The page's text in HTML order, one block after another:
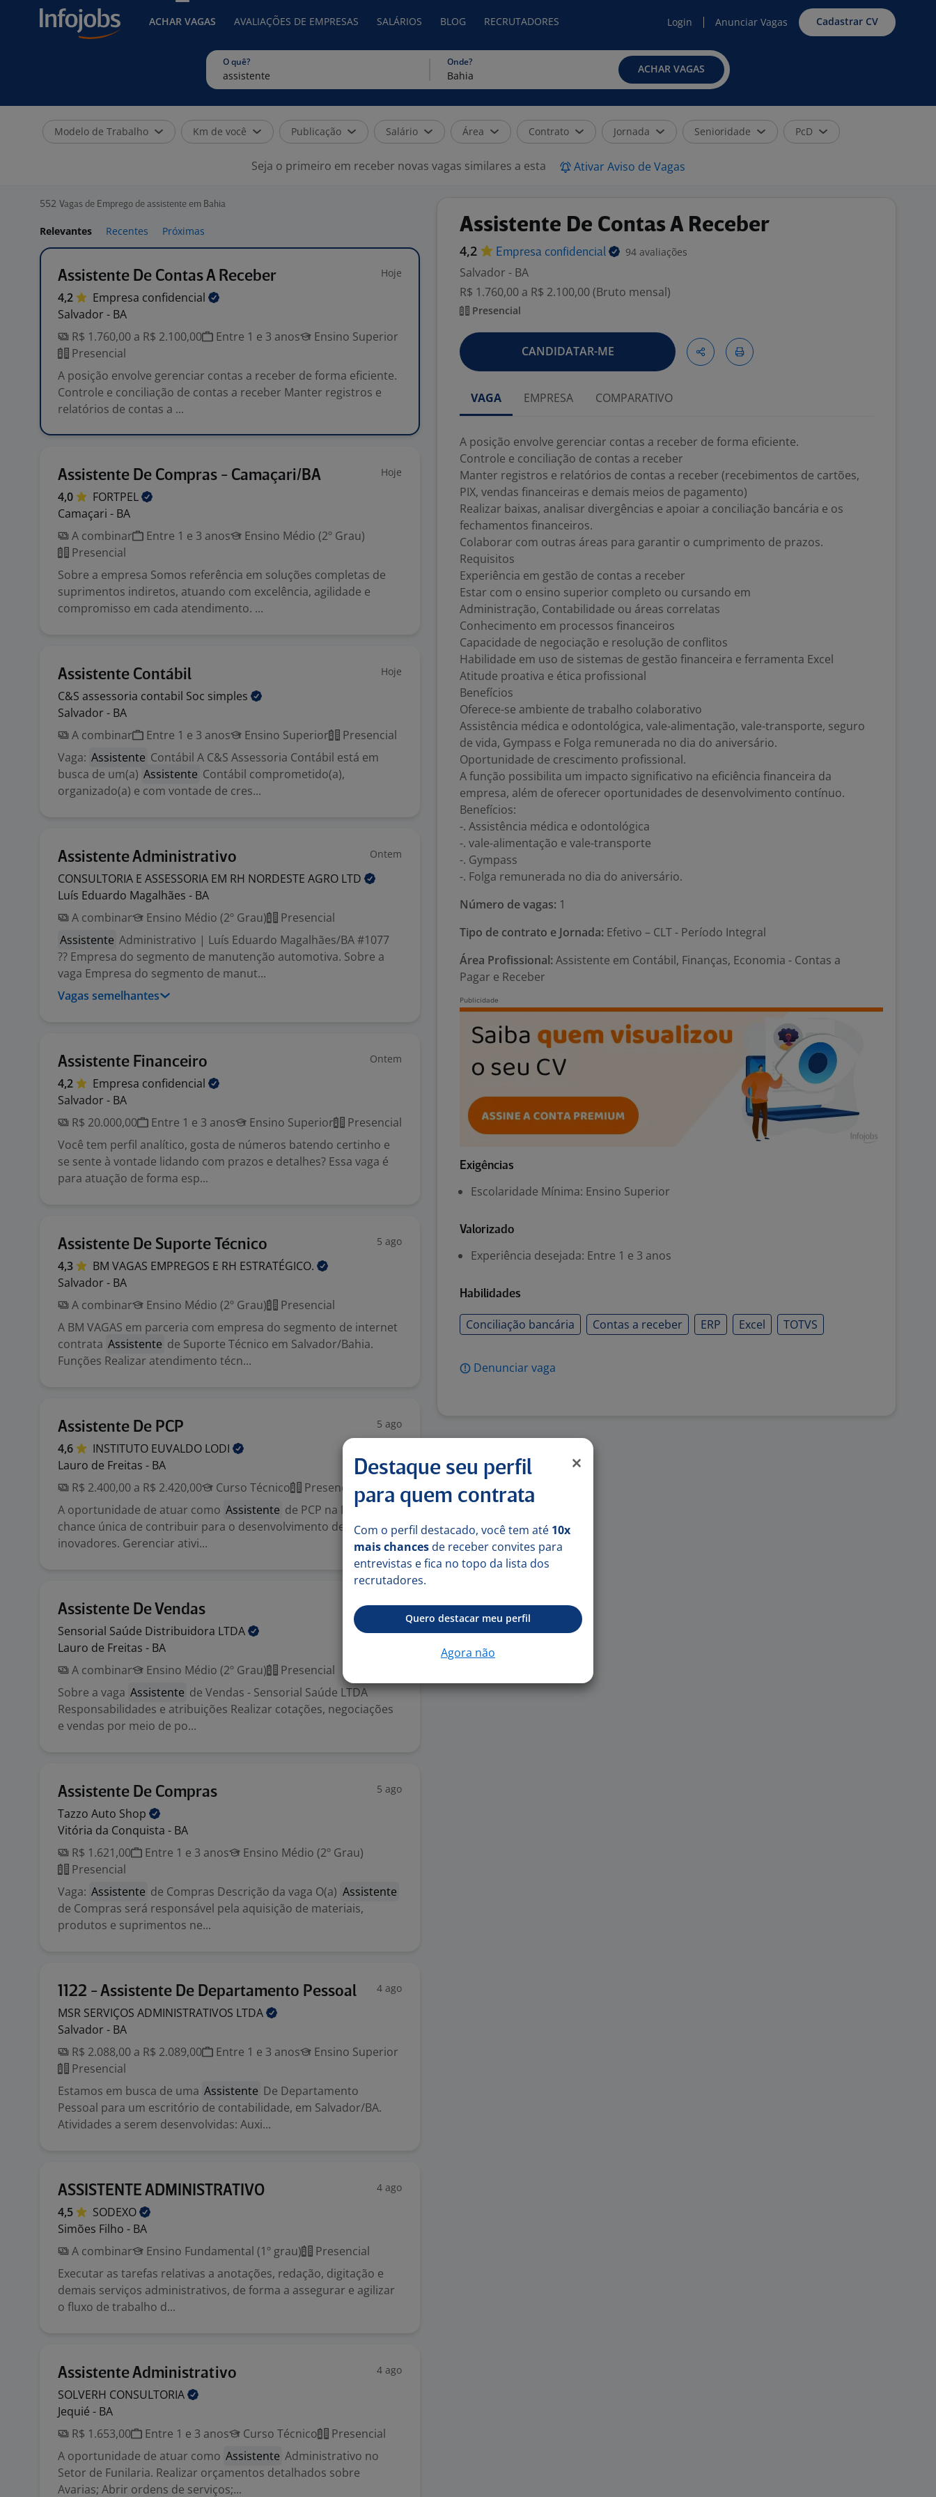
ACHAR VAGAS AVALIAÇÕES DE EMPRESAS SALÁRIOS BLOG RECRUTADORES Login Anunciar Vagas Cadastrar CV
O quê? Onde?
ACHAR VAGAS
Modelo de Trabalho Km de você Publicação Salário Área Contrato Jornada Senioridade PcD
Seja o primeiro em receber novas vagas similares a esta Ativar Aviso de Vagas
552 Vagas de Emprego de assistente em Bahia
Relevantes Recentes Próximas
Assistente De Contas A Receber Hoje
4,2 Empresa confidencial
Salvador - BA
R$ 1.760,00 a R$ 2.100,00
Entre 1 e 3 anos
Ensino Superior
Presencial
A posição envolve gerenciar contas a receber de forma eficiente.
Controle e conciliação de contas a receber Manter registros e
relatórios de contas a ...
Assistente De Compras - Camaçari/BA Hoje
4,0
FORTPEL
Camaçari - BA
A combinar
Entre 1 e 3 anos
Ensino Médio (2º Grau)
Presencial
Sobre a empresa Somos referência em soluções completas de
suprimentos indiretos, atuando com excelência, agilidade e
compromisso em cada atendimento. ...
Assistente Contábil Hoje
C&S assessoria contabil Soc simples
Salvador - BA
A combinar
Entre 1 e 3 anos Ensino Superior
Presencial
Vaga: Assistente Contábil A C&S Assessoria Contábil está em
busca de um(a) Assistente Contábil comprometido(a),
organizado(a) e com vontade de cres...
Assistente Administrativo Ontem
CONSULTORIA E ASSESSORIA EM RH NORDESTE AGRO LTD
Luís Eduardo Magalhães - BA
A combinar
Ensino Médio (2º Grau)
Presencial
Assistente Administrativo | Luís Eduardo Magalhães/BA #1077
?? Empresa do segmento de manutenção automotiva. Sobre a
vaga Empresa do segmento de manut...
Vagas semelhantes
Assistente Financeiro Ontem
4,2 Empresa confidencial
Salvador - BA
R$ 20.000,00
Entre 1 e 3 anos Ensino Superior
Presencial
Você tem perfil analítico, gosta de números batendo certinho e
se sente à vontade lidando com prazos e detalhes? Essa vaga é
para atuação de forma esp...
Assistente De Suporte Técnico 5 ago
4,3 BM VAGAS EMPREGOS E RH ESTRATÉGICO.
Salvador - BA
A combinar
Ensino Médio (2º Grau)
Presencial
A BM VAGAS em parceria com empresa do segmento de internet
contrata Assistente de Suporte Técnico em Salvador/Bahia.
Funções Realizar atendimento técn...
Assistente De PCP 5 ago
4,6 INSTITUTO EUVALDO LODI
Lauro de Freitas - BA
R$ 2.400,00 a R$ 2.420,00
Curso Técnico
Presencial
A oportunidade de atuar como Assistente de PCP na IEL é uma
chance única de contribuir para o desenvolvimento de projetos
inovadores. Gerenciar ativi...
Assistente De Vendas 5 ago
Sensorial Saúde Distribuidora LTDA
Lauro de Freitas - BA
A combinar
Ensino Médio (2º Grau)
Presencial
Sobre a vaga Assistente de Vendas - Sensorial Saúde LTDA
Responsabilidades e atribuições Realizar cotações, negociações
e vendas por meio de po...
Assistente De Compras 5 ago
Tazzo Auto Shop
Vitória da Conquista - BA
R$ 1.621,00
Entre 1 e 3 anos
Ensino Médio (2º Grau)
Presencial
Vaga: Assistente de Compras Descrição da vaga O(a) Assistente
de Compras será responsável pela aquisição de materiais,
produtos e suprimentos ne...
1122 - Assistente De Departamento Pessoal 4 ago
MSR SERVIÇOS ADMINISTRATIVOS LTDA
Salvador - BA
R$ 2.088,00 a R$ 2.089,00
Entre 1 e 3 anos
Ensino Superior
Presencial
Estamos em busca de uma Assistente De Departamento
Pessoal para um escritório de contabilidade, em Salvador/BA.
Atividades a serem desenvolvidas: Auxi...
ASSISTENTE ADMINISTRATIVO 4 ago
4,5
SODEXO
Simões Filho - BA
A combinar
Ensino Fundamental (1º grau)
Presencial
Executar as tarefas relativas a anotações, redação, digitação e
demais serviços administrativos, de forma a assegurar e agilizar
o fluxo de trabalho d...
Assistente Administrativo 4 ago
SOLVERH CONSULTORIA
Jequié - BA
R$ 1.653,00
Entre 1 e 3 anos Curso Técnico
Presencial
A oportunidade de atuar como Assistente Administrativo no
Setor de Funilaria. Realizar orçamentos detalhados sobre
Avarias; Abrir ordens de serviços;...
Assistente De Contas A Receber
4,2 Empresa confidencial 94 avaliações
Salvador - BA
R$ 1.760,00 a R$ 2.100,00 (Bruto mensal)
Presencial
CANDIDATAR-ME
VAGA EMPRESA COMPARATIVO
A posição envolve gerenciar contas a receber de forma eficiente.
Controle e conciliação de contas a receber
Manter registros e relatórios de contas a receber (recebimentos de cartões,
PIX, vendas financeiras e demais meios de pagamento)
Realizar baixas, analisar divergências e apoiar a conciliação bancária e os
fechamentos financeiros.
Colaborar com outras áreas para garantir o cumprimento de prazos.
Requisitos
Experiência em gestão de contas a receber
Estar com o ensino superior completo ou cursando em
Administração, Contabilidade ou áreas correlatas
Conhecimento em processos financeiros
Capacidade de negociação e resolução de conflitos
Habilidade em uso de sistemas de gestão financeira e ferramenta Excel
Atitude proativa e ética profissional
Benefícios
Oferece-se ambiente de trabalho colaborativo
Assistência médica e odontológica, vale-alimentação, vale-transporte, seguro
de vida, Gympass e Folga remunerada no dia do aniversário.
Oportunidade de crescimento profissional.
A função possibilita um impacto significativo na eficiência financeira da
empresa, além de oferecer oportunidades de desenvolvimento contínuo.
Benefícios:
-. Assistência médica e odontológica
-. vale-alimentação e vale-transporte
-. Gympass
-. Folga remunerada no dia do aniversário.
Número de vagas: 1
Tipo de contrato e Jornada: Efetivo – CLT - Período Integral
Área Profissional: Assistente em Contábil, Finanças, Economia - Contas a
Pagar e Receber
Exigências
Escolaridade Mínima: Ensino Superior
Valorizado
Experiência desejada: Entre 1 e 3 anos
Habilidades
Conciliação bancária Contas a receber ERP Excel TOTVS
Denunciar vaga
Destaque seu perfil
para quem contrata
Com o perfil destacado, você tem até 10x
mais chances de receber convites para
entrevistas e fica no topo da lista dos
recrutadores.
Quero destacar meu perfil
Agora não